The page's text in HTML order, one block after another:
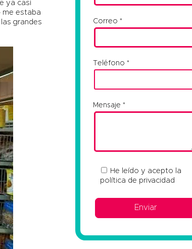
ya casi
me estaba
grandes
Correo
Teléfono
Mensaje
He leído y acepto la
política de privacidad